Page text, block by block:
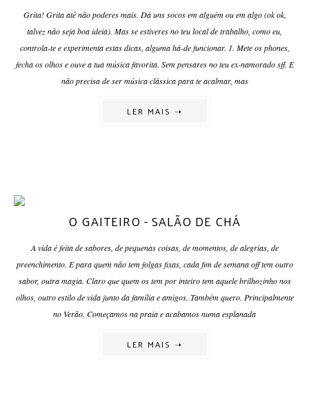
Grita! Grita até não poderes mais. Dá uns socos em alguém ou em algo (ok ok,
talvez não seja boa ideia). Mas se estiveres no teu local de trabalho, como eu,
controla-te e experimenta estas dicas, alguma há-de funcionar. 1. Mete os phones,
fecha os olhos e ouve a tua música favorita. Sem pensares no teu ex-namorado sff. E
não precisa de ser música clássica para te acalmar, mas
LER MAIS ➝
O GAITEIRO - SALÃO DE CHÁ
A vida é feita de sabores, de pequenas coisas, de momentos, de alegrias, de
preenchimento. E para quem não tem folgas fixas, cada fim de semana off tem outro
sabor, outra magia. Claro que quem os tem por inteiro tem aquele brilhozinho nos
olhos, outro estilo de vida junto da família e amigos. Também quero. Principalmente
no Verão. Começamos na praia e acabamos numa esplanada
LER MAIS ➝